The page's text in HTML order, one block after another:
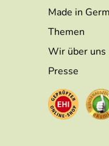
Made in
Themen
Wir über uns
Presse